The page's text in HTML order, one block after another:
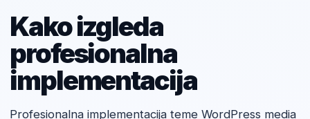
Kako izgleda
profesionalna
implementacija
Profesionalna implementacija teme WordPress media